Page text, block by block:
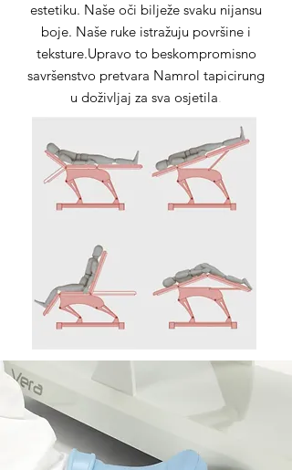
estetiku. Naše oči bilježe svaku nijansu
boje. Naše ruke istražuju površine i
teksture.Upravo to beskompromisno
savršenstvo pretvara Namrol tapicirung
u doživljaj za sva osjetila.